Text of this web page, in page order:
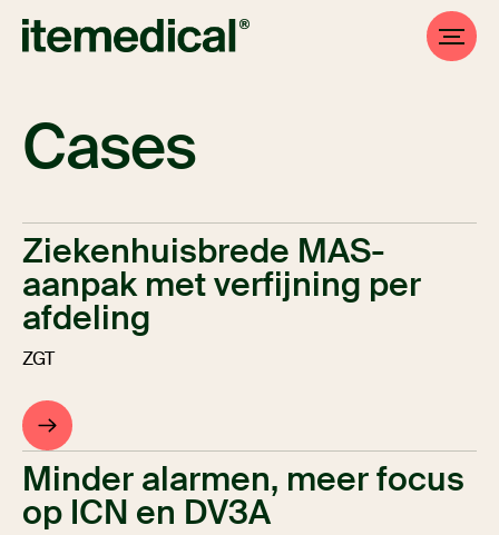
Cases
Ziekenhuisbrede MAS-
aanpak met verfijning per
afdeling
ZGT
Minder alarmen, meer focus
op ICN en DV3A